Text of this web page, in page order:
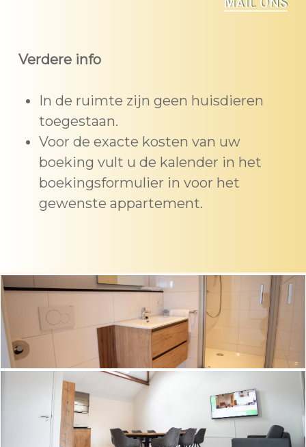
Verdere info
In de ruimte zijn geen huisdieren
toegestaan.
Voor de exacte kosten van uw
boeking vult u de kalender in het
boekingsformulier in voor het
gewenste appartement.